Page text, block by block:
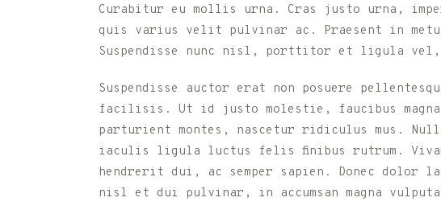
Curabitur eu mollis urna. Cras justo urna,
quis varius velit pulvinar ac. Praesent in
Suspendisse nunc nisl, porttitor et ligula vel,
Suspendisse auctor erat non posuere
facilisis. Ut id justo molestie, faucibus magna
parturient montes, nascetur ridiculus mus.
iaculis ligula luctus felis finibus rutrum.
hendrerit dui, ac semper sapien. Donec dolor
nisl et dui pulvinar, in accumsan magna